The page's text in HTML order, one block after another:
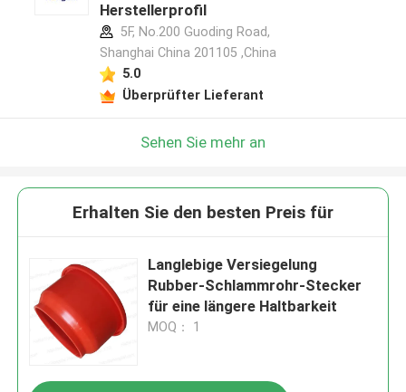
Herstellerprofil
5F, No.200 Guoding Road,
Shanghai China 201105 ,China
5.0
Überprüfter Lieferant
Sehen Sie mehr an
Erhalten Sie den besten Preis für
Langlebige Versiegelung
Rubber-Schlammrohr-Stecker
für eine längere Haltbarkeit
MOQ： 1